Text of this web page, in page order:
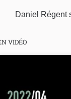
Daniel Régent
VIDÉO